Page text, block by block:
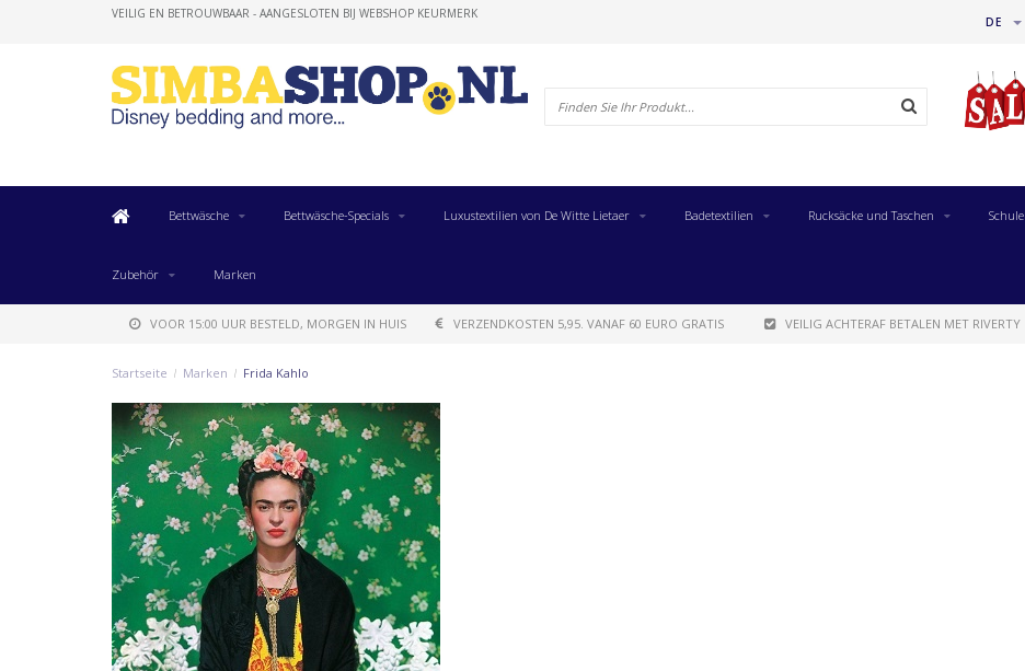
DE
VEILIG EN BETROUWBAAR - AANGESLOTEN BIJ WEBSHOP KEURMERK
Bettwäsche Bettwäsche-Specials Luxustextilien von De Witte Lietaer Badetextilien Rucksäcke und Taschen Schule
Zubehör Marken
VOOR 15:00 UUR BESTELD, MORGEN IN HUIS VERZENDKOSTEN 5,95. VANAF 60 EURO GRATIS VEILIG ACHTERAF BETALEN MET RIVERTY
Startseite / Marken / Frida Kahlo